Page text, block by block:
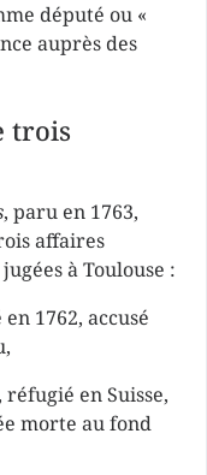
député ou «
auprès des
trois
, paru en 1763,
affaires
à Toulouse :
1762, accusé
, réfugié en Suisse,
morte au fond